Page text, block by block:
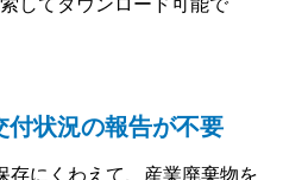
してダウンロード可能で
付状況の報告が不要
存にくわえて、産業廃棄物を